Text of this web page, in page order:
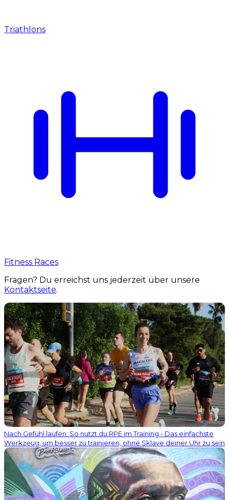
Triathlons
Fitness Races
Fragen? Du erreichst uns jederzeit über unsere
Kontaktseite.
Nach Gefühl laufen: So nutzt du RPE im Training - Das einfachste
Werkzeug, um besser zu trainieren, ohne Sklave deiner Uhr zu sein